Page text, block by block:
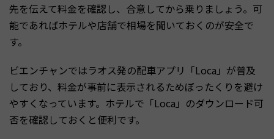
先を伝えて料金を確認し、合意してから乗りましょう。可
能であればホテルや店舗で相場を聞いておくのが安全で
す。
ビエンチャンではラオス発の配車アプリ「Loca」が普及
しており、料金が事前に表示されるためぼったくりを避け
やすくなっています。ホテルで「Loca」のダウンロード可
否を確認しておくと便利です。